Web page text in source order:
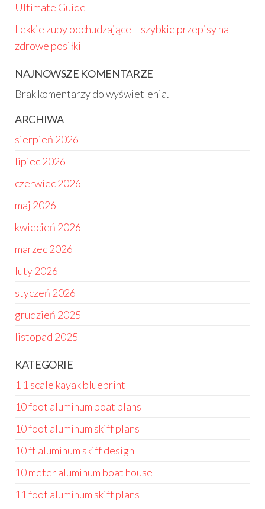
Ultimate Guide
Lekkie zupy odchudzające – szybkie przepisy na
zdrowe posiłki
NAJNOWSZE KOMENTARZE
Brak komentarzy do wyświetlenia.
ARCHIWA
sierpień 2026
lipiec 2026
czerwiec 2026
maj 2026
kwiecień 2026
marzec 2026
luty 2026
styczeń 2026
grudzień 2025
listopad 2025
KATEGORIE
1 1 scale kayak blueprint
10 foot aluminum boat plans
10 foot aluminum skiff plans
10 ft aluminum skiff design
10 meter aluminum boat house
11 foot aluminum skiff plans